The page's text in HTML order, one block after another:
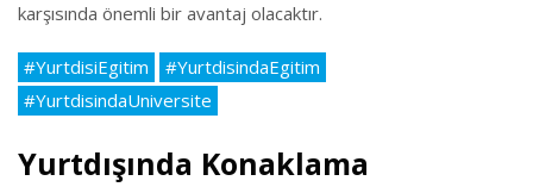
karşısında önemli bir avantaj olacaktır.
#YurtdisiEgitim
#YurtdisindaEgitim
#YurtdisindaUniversite
Yurtdışında Konaklama